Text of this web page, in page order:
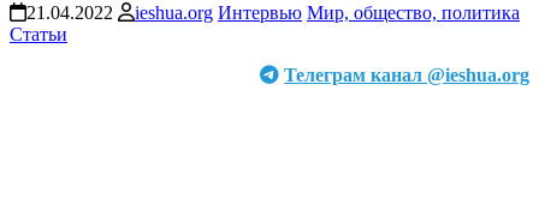
21.04.2022 ieshua.org Интервью Мир, общество, политика
Статьи
Телеграм канал @ieshua.org